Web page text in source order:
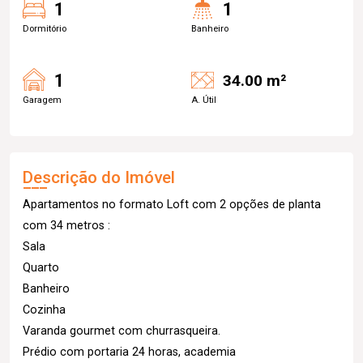
1
Dormitório
1
Banheiro
1
Garagem
34.00 m²
A. Útil
Descrição do Imóvel
Apartamentos no formato Loft com 2 opções de planta
com 34 metros :
Sala
Quarto
Banheiro
Cozinha
Varanda gourmet com churrasqueira.
Prédio com portaria 24 horas, academia